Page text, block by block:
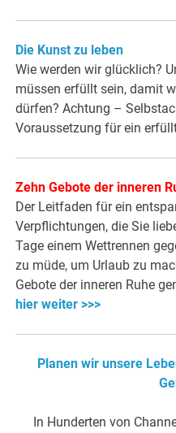
Die Kunst zu leben
Wie werden wir glücklich?
müssen erfüllt sein, damit
dürfen? Achtung –
Voraussetzung für ein
Zehn Gebote der inneren
Der Leitfaden für ein
Verpflichtungen, die Sie
Tage einem Wettrennen
zu müde, um Urlaub zu
Gebote der inneren Ruhe
hier weiter >>>
Planen wir unsere
In Hunderten von